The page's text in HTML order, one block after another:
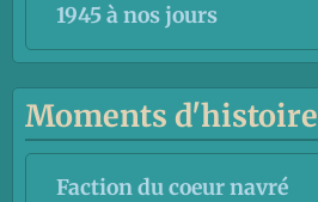
1945 à nos jours
Moments d'histoire
Faction du coeur navré